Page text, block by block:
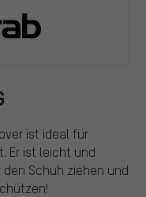
ist ideal für
Er ist leicht und
Schuh ziehen und
GripGrab